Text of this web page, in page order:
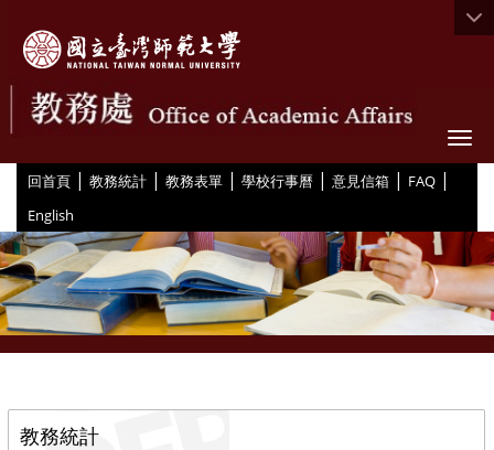
回首頁 | 教務統計 | 教務表單 | 學校行事曆 | 意見信箱 | FAQ |
English
教務統計